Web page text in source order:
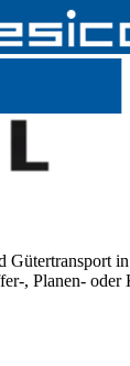
, Planen-